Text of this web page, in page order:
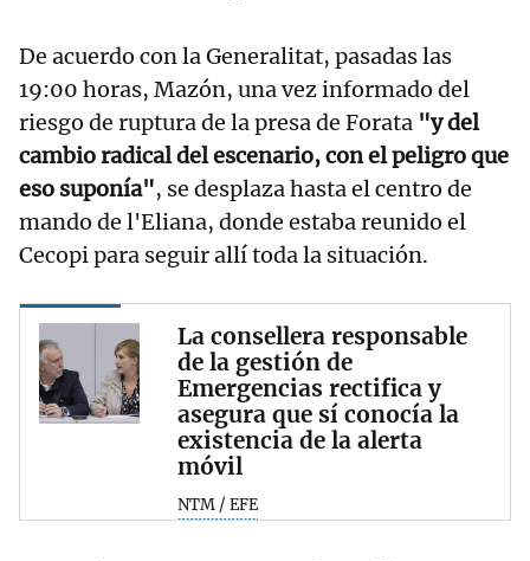
De acuerdo con la Generalitat, pasadas las
19:00 horas, Mazón, una vez informado del
riesgo de ruptura de la presa de Forata "y del
cambio radical del escenario, con el peligro que
eso suponía", se desplaza hasta el centro de
mando de l'Eliana, donde estaba reunido el
Cecopi para seguir allí toda la situación.
La consellera responsable
de la gestión de
Emergencias rectifica y
asegura que sí conocía la
existencia de la alerta
móvil
NTM / EFE